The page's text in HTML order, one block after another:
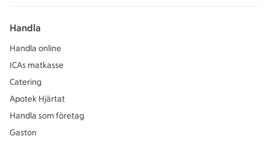
Handla
Handla online
ICAs matkasse
Catering
Apotek Hjärtat
Handla som företag
Gaston